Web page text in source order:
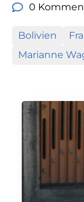
0
Bolivien
Marianne